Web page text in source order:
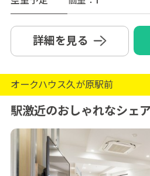
詳細を見る
オークハウス久が原駅前
駅激近のおしゃれなシェ